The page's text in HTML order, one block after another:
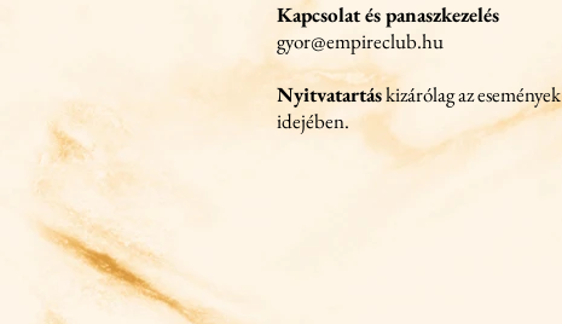
Kapcsolat és panaszkezelés
gyor@empireclub.hu
Nyitvatartáskizárólag az események
idejében.